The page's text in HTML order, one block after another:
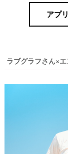
アプ
ラブグラフさん×